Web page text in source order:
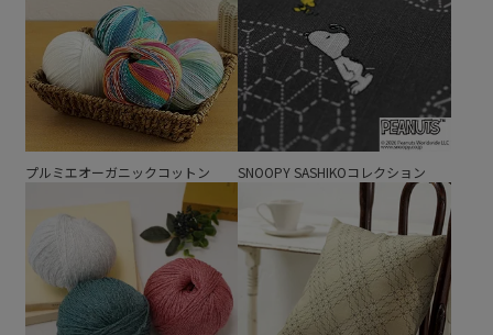
プルミエオーガニックコットン SNOOPY SASHIKOコレクション